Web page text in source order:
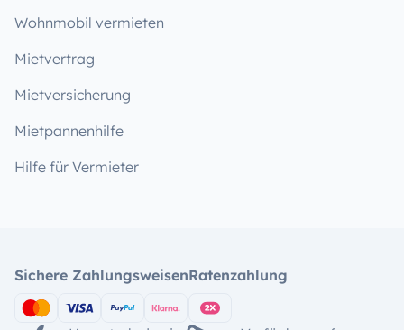
Wohnmobil vermieten
Mietvertrag
Mietversicherung
Mietpannenhilfe
Hilfe für Vermieter
Sichere ZahlungsweisenRatenzahlung